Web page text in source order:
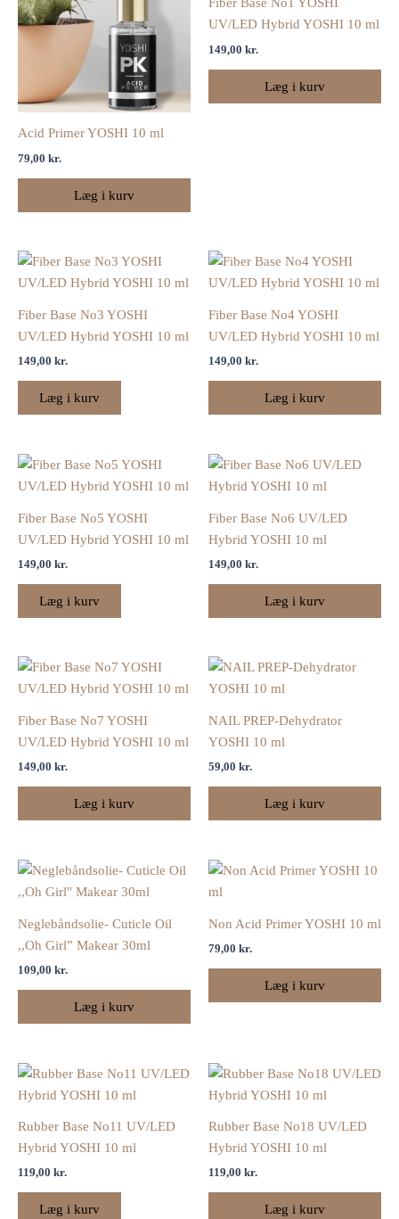
Acid Primer YOSHI 10 ml
79,00 kr.
Læg i kurv
Fiber Base No1 YOSHI
UV/LED Hybrid YOSHI 10 ml
149,00 kr.
Læg i kurv
Fiber Base No3 YOSHI
UV/LED Hybrid YOSHI 10 ml
149,00 kr.
Læg i kurv
Fiber Base No4 YOSHI
UV/LED Hybrid YOSHI 10 ml
149,00 kr.
Læg i kurv
Fiber Base No5 YOSHI
UV/LED Hybrid YOSHI 10 ml
149,00 kr.
Læg i kurv
Fiber Base No6 UV/LED
Hybrid YOSHI 10 ml
149,00 kr.
Læg i kurv
Fiber Base No7 YOSHI
UV/LED Hybrid YOSHI 10 ml
149,00 kr.
Læg i kurv
NAIL PREP-Dehydrator
YOSHI 10 ml
59,00 kr.
Læg i kurv
Neglebåndsolie- Cuticle Oil
,,Oh Girl” Makear 30ml
109,00 kr.
Læg i kurv
Non Acid Primer YOSHI 10 ml
79,00 kr.
Læg i kurv
Rubber Base No11 UV/LED
Hybrid YOSHI 10 ml
119,00 kr.
Læg i kurv
Rubber Base No18 UV/LED
Hybrid YOSHI 10 ml
119,00 kr.
Læg i kurv